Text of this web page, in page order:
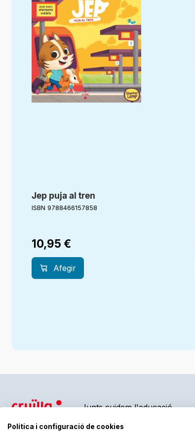
Jep puja al tren
ISBN 9788466157858
10,95 €
Afegir
Junts cuidem l'educació
Política i configuració de cookies